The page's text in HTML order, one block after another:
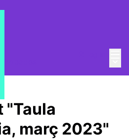
"Taula
març 2023"